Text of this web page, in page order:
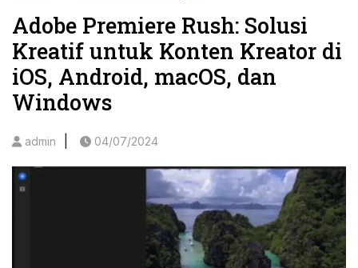
Adobe Premiere Rush: Solusi
Kreatif untuk Konten Kreator di
iOS, Android, macOS, dan
Windows
admin 04/07/2024